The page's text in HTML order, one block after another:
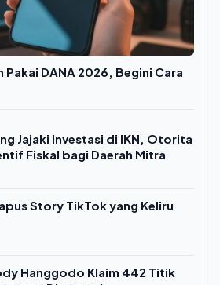
Pakai DANA 2026, Begini Cara
Jajaki Investasi di IKN, Otorita
Fiskal bagi Daerah Mitra
Story TikTok yang Keliru
Hanggodo Klaim 442 Titik